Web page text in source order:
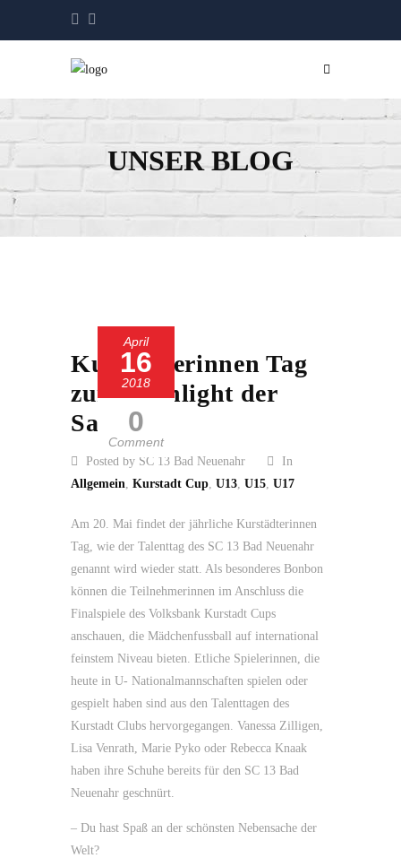
UNSER BLOG
April
16
2018
0
Comment
Kurstädterinnen Tag
zum Highlight der
Saison
Posted by SC 13 Bad Neuenahr
In
Allgemein, Kurstadt Cup, U13, U15, U17
Am 20. Mai findet der jährliche Kurstädterinnen
Tag, wie der Talenttag des SC 13 Bad Neuenahr
genannt wird wieder statt. Als besonderes Bonbon
können die Teilnehmerinnen im Anschluss die
Finalspiele des Volksbank Kurstadt Cups
anschauen, die Mädchenfussball auf international
feinstem Niveau bieten. Etliche Spielerinnen, die
heute in U- Nationalmannschaften spielen oder
gespielt haben sind aus den Talenttagen des
Kurstadt Clubs hervorgegangen. Vanessa Zilligen,
Lisa Venrath, Marie Pyko oder Rebecca Knaak
haben ihre Schuhe bereits für den SC 13 Bad
Neuenahr geschnürt.
– Du hast Spaß an der schönsten Nebensache der
Welt?